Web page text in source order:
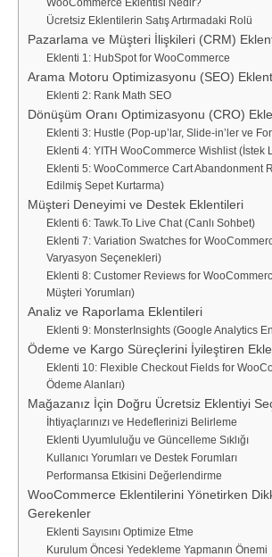
Ücretsiz Eklentilerin Satış Artırmadaki Rolü
Pazarlama ve Müşteri İlişkileri (CRM)
Eklenti 1: HubSpot for WooCommerce
Arama Motoru Optimizasyonu (SEO)
Eklenti 2: Rank Math SEO
Dönüşüm Oranı Optimizasyonu (CRO)
Eklenti 3: Hustle (Pop-up’lar, Slide-in’ler ve
Eklenti 4: YITH WooCommerce Wishlist (İstek
Eklenti 5: WooCommerce Cart Abandonment
Edilmiş Sepet Kurtarma)
Müşteri Deneyimi ve Destek Eklentileri
Eklenti 6: Tawk.To Live Chat (Canlı Sohbet)
Eklenti 7: Variation Swatches for
Varyasyon Seçenekleri)
Eklenti 8: Customer Reviews for
Müşteri Yorumları)
Analiz ve Raporlama Eklentileri
Eklenti 9: MonsterInsights (Google Analytics
Ödeme ve Kargo Süreçlerini İyileştiren
Eklenti 10: Flexible Checkout Fields for
Ödeme Alanları)
Mağazanız İçin Doğru Ücretsiz Eklentiyi
İhtiyaçlarınızı ve Hedeflerinizi Belirleme
Eklenti Uyumluluğu ve Güncelleme Sıklığı
Kullanıcı Yorumları ve Destek Forumları
Performansa Etkisini Değerlendirme
WooCommerce Eklentilerini Yönetirken
Gerekenler
Eklenti Sayısını Optimize Etme
Kurulum Öncesi Yedekleme Yapmanın Önemi